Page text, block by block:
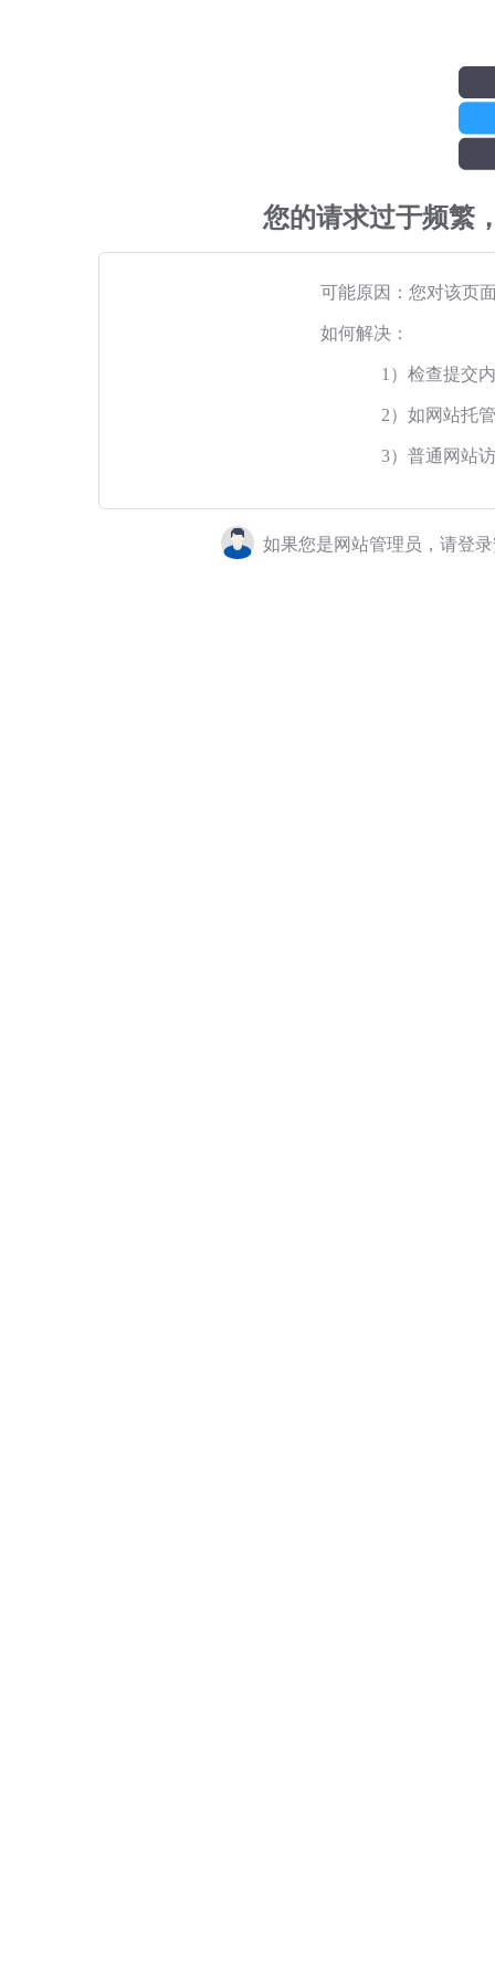
您的请求过于频繁
可能原因：您对该页
如何解决：
1）检查提交
2）如网站托
3）普通网站
如果您是网站管理员，请登